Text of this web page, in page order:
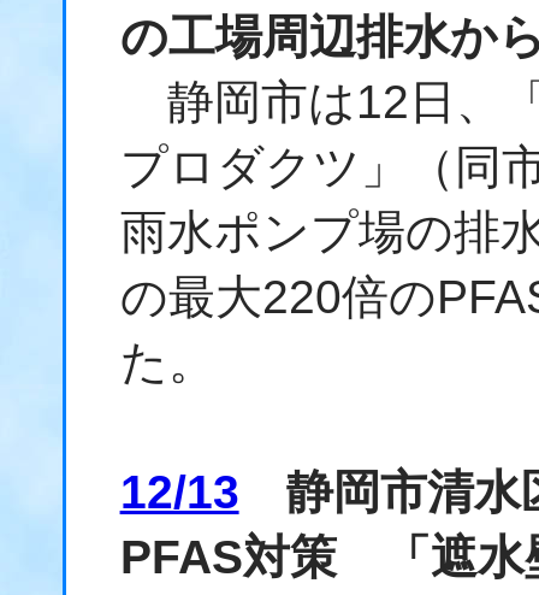
の工場周辺排水か
静岡市は12日、
プロダクツ」（同
雨水ポンプ場の排
の最大220倍の
た。
12/13 静岡市清水
PFAS対策 「遮水